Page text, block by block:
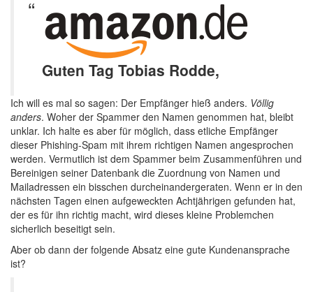
Guten Tag Tobias Rodde,
Ich will es mal so sagen: Der Empfänger hieß anders. Völlig
anders. Woher der Spammer den Namen genommen hat, bleibt
unklar. Ich halte es aber für möglich, dass etliche Empfänger
dieser Phishing-Spam mit ihrem richtigen Namen angesprochen
werden. Vermutlich ist dem Spammer beim Zusammenführen und
Bereinigen seiner Datenbank die Zuordnung von Namen und
Mailadressen ein bisschen durcheinandergeraten. Wenn er in den
nächsten Tagen einen aufgeweckten Achtjährigen gefunden hat,
der es für ihn richtig macht, wird dieses kleine Problemchen
sicherlich beseitigt sein.
Aber ob dann der folgende Absatz eine gute Kundenansprache
ist?